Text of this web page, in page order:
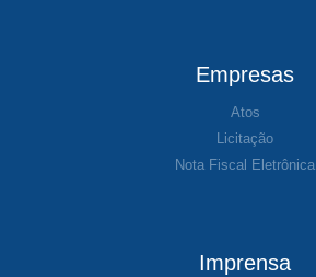
Empresas
Atos
Licitação
Nota Fiscal Eletrônica
Imprensa